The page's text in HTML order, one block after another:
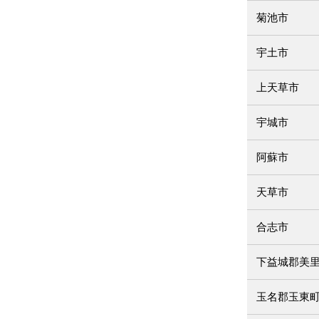
菊池市
宇土市
上天草市
宇城市
阿蘇市
天草市
合志市
下益城郡美
玉名郡玉東